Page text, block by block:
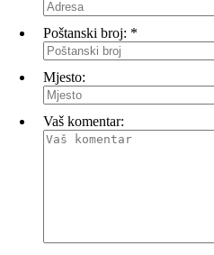
Poštanski broj: *
Mjesto:
Vaš komentar: